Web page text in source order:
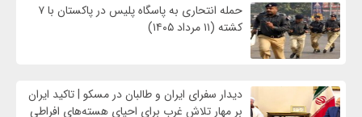
حمله انتحاری به پاسگاه پلیس در پاکستان با ۷
کشته (۱۱ مرداد ۱۴۰۵)
دیدار سفرای ایران و طالبان در مسکو | تاکید ایران
بر مهار تلاش‌ غرب برای احیای هسته‌های افراطی